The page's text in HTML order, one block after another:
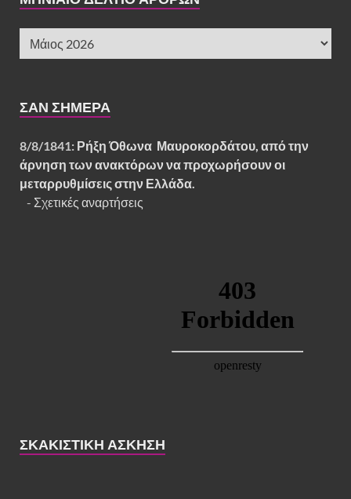
ΣΑΝ ΣΉΜΕΡΑ
8/8/1841: Ρήξη Όθωνα  Μαυροκορδάτου, από την
άρνηση των ανακτόρων να προχωρήσουν οι
μεταρρυθμίσεις στην Ελλάδα.
- Σχετικές αναρτήσεις
ΣΚΑΚΙΣΤΙΚΉ ΆΣΚΗΣΗ